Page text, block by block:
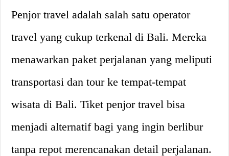
Penjor travel adalah salah satu operator
travel yang cukup terkenal di Bali. Mereka
menawarkan paket perjalanan yang meliputi
transportasi dan tour ke tempat-tempat
wisata di Bali. Tiket penjor travel bisa
menjadi alternatif bagi yang ingin berlibur
tanpa repot merencanakan detail perjalanan.